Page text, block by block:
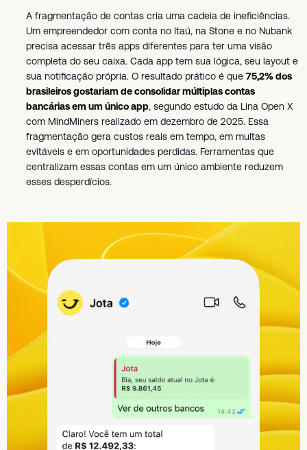
A fragmentação de contas cria uma cadeia de ineficiências.
Um empreendedor com conta no Itaú, na Stone e no Nubank
precisa acessar três apps diferentes para ter uma visão
completa do seu caixa. Cada app tem sua lógica, seu layout e
sua notificação própria. O resultado prático é que 75,2% dos
brasileiros gostariam de consolidar múltiplas contas
bancárias em um único app, segundo estudo da Lina Open X
com MindMiners realizado em dezembro de 2025. Essa
fragmentação gera custos reais em tempo, em multas
evitáveis e em oportunidades perdidas. Ferramentas que
centralizam essas contas em um único ambiente reduzem
esses desperdícios.